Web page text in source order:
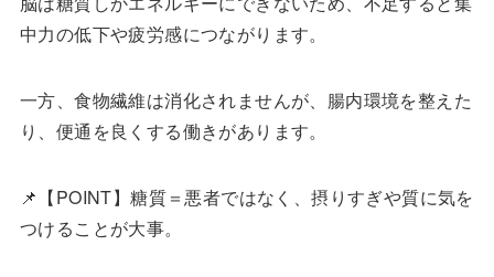
中力の低下や疲労感につながります。
一方、食物繊維は消化されませんが、腸内環境を整えた
り、便通を良くする働きがあります。
📌【POINT】糖質＝悪者ではなく、摂りすぎや質に気を
つけることが大事。